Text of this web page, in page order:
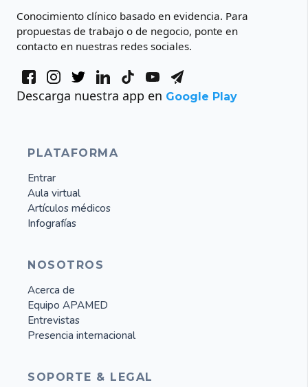
Conocimiento clínico basado en evidencia. Para
propuestas de trabajo o de negocio, ponte en
contacto en nuestras redes sociales.
Descarga nuestra app en Google Play
PLATAFORMA
Entrar
Aula virtual
Artículos médicos
Infografías
NOSOTROS
Acerca de
Equipo APAMED
Entrevistas
Presencia internacional
SOPORTE & LEGAL